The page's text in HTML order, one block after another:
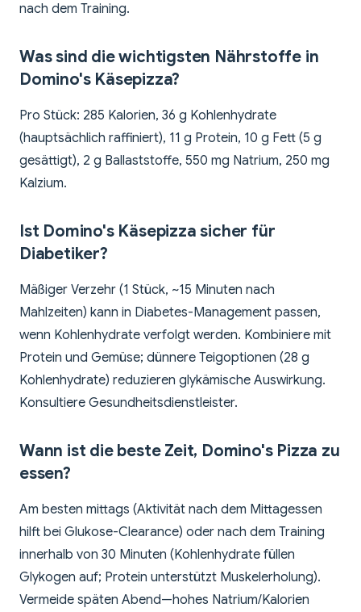
nach dem Training.
Was sind die wichtigsten Nährstoffe in
Domino's Käsepizza?
Pro Stück: 285 Kalorien, 36 g Kohlenhydrate
(hauptsächlich raffiniert), 11 g Protein, 10 g Fett (5 g
gesättigt), 2 g Ballaststoffe, 550 mg Natrium, 250 mg
Kalzium.
Ist Domino's Käsepizza sicher für
Diabetiker?
Mäßiger Verzehr (1 Stück, ~15 Minuten nach
Mahlzeiten) kann in Diabetes-Management passen,
wenn Kohlenhydrate verfolgt werden. Kombiniere mit
Protein und Gemüse; dünnere Teigoptionen (28 g
Kohlenhydrate) reduzieren glykämische Auswirkung.
Konsultiere Gesundheitsdienstleister.
Wann ist die beste Zeit, Domino's Pizza zu
essen?
Am besten mittags (Aktivität nach dem Mittagessen
hilft bei Glukose-Clearance) oder nach dem Training
innerhalb von 30 Minuten (Kohlenhydrate füllen
Glykogen auf; Protein unterstützt Muskelerholung).
Vermeide späten Abend—hohes Natrium/Kalorien